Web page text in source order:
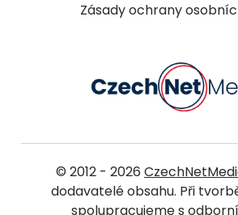
Zásady ochrany
© 2012 - 2026
dodavatelé obsahu. Při
spolupracujeme s